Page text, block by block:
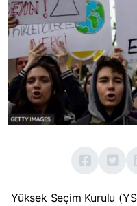
Yüksek Seçim Kurulu